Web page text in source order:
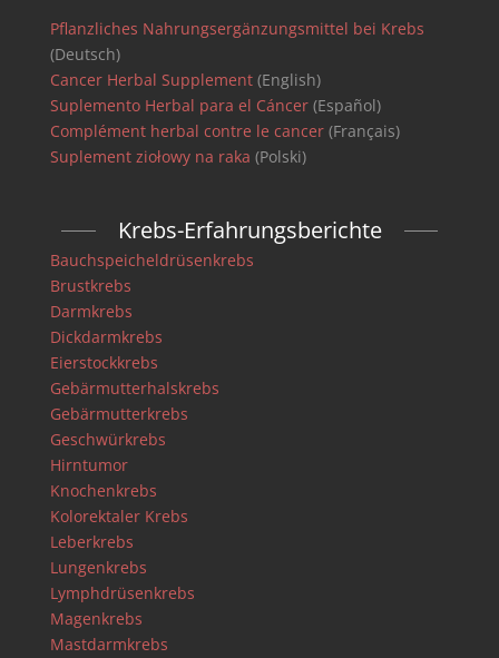
Pflanzliches Nahrungsergänzungsmittel bei Krebs
(Deutsch)
Cancer Herbal Supplement(English)
Suplemento Herbal para el Cáncer(Español)
Complément herbal contre le cancer(Français)
Suplement ziołowy na raka (Polski)
Krebs-Erfahrungsberichte
Bauchspeicheldrüsenkrebs
Brustkrebs
Darmkrebs
Dickdarmkrebs
Eierstockkrebs
Gebärmutterhalskrebs
Gebärmutterkrebs
Geschwürkrebs
Hirntumor
Knochenkrebs
Kolorektaler Krebs
Leberkrebs
Lungenkrebs
Lymphdrüsenkrebs
Magenkrebs
Mastdarmkrebs